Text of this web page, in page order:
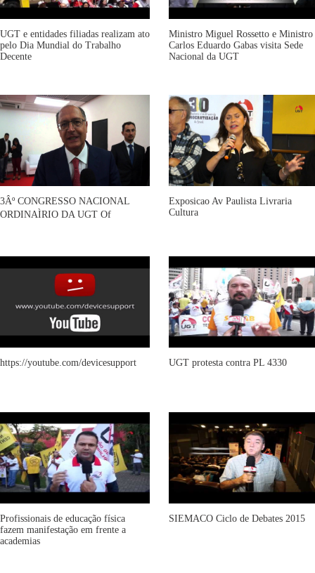
UGT e entidades filiadas realizam ato
pelo Dia Mundial do Trabalho
Decente
Ministro Miguel Rossetto e Ministro
Carlos Eduardo Gabas visita Sede
Nacional da UGT
3Âº CONGRESSO NACIONAL
ORDINAÌRIO DA UGT Of
Exposicao Av Paulista Livraria
Cultura
https://youtube.com/devicesupport UGT protesta contra PL 4330
Profissionais de educação física
fazem manifestação em frente a
academias
SIEMACO Ciclo de Debates 2015